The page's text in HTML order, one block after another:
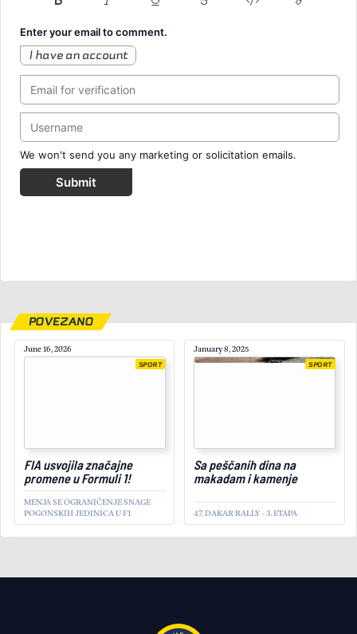
Enter your email to comment.
I have an account
We won't send you any marketing or solicitation emails.
Submit
POVEZANO
June 16, 2026
FIA usvojila značajne
promene u Formuli 1!
MENJA SE OGRANIČENJE SNAGE
POGONSKIH JEDINICA U F1
SPORT
January 8, 2025
Sa peščanih dina na
makadam i kamenje
47. DAKAR RALLY - 3. ETAPA
SPORT
Pavlovića na otvaranju